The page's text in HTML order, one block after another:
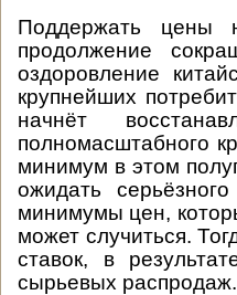
Поддержать цены
продолжение
оздоровление
крупнейших
начнёт
полномасштабного
минимум в этом
ожидать
минимумы цен,
может случиться.
ставок, в
сырьевых распродаж.